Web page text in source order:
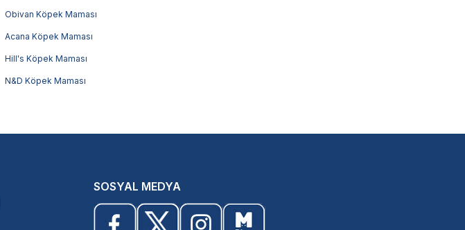
Obivan Köpek Maması
Acana Köpek Maması
Hill's Köpek Maması
N&D Köpek Maması
SOSYAL MEDYA